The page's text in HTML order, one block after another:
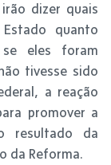
dizer quais
quanto
eles foram
tivesse sido
a reação
promover a
resultado da
da Reforma.